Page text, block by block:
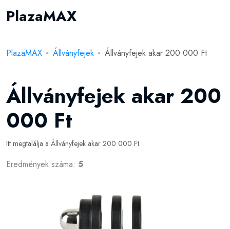
PlazaMAX
PlazaMAX Állványfejek Állványfejek akar 200 000 Ft
Állványfejek akar 200
000 Ft
Itt megtalálja a Állványfejek akar 200 000 Ft.
Eredmények száma: 5